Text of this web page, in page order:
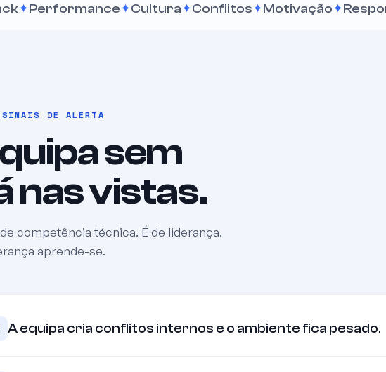
Cultura Conflitos Motivação
DE ALERTA
sem
nas vistas.
competência técnica. É de liderança.
aprende-se.
A equipa cria conflitos internos e o ambiente fica pesado.